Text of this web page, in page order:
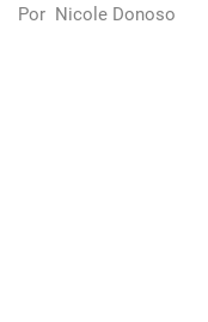
Por Nicole Donoso